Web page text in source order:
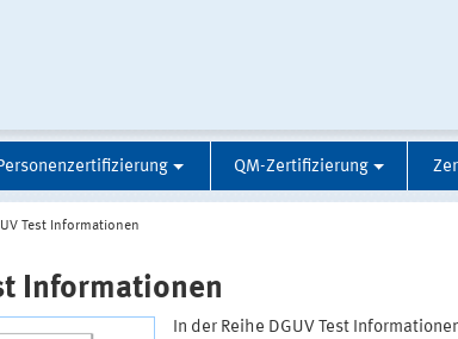
QM-Zertifizierung
Test Informationen
Informationen
In der Reihe DGUV Test